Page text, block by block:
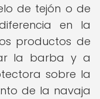
de tejón o de
en la
productos de
la barba y a
sobre la
de la navaja